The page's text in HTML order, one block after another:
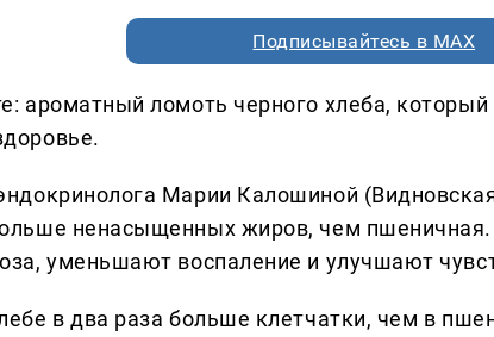
Подписывайтесь в MAX
ароматный ломоть черного хлеба,
Марии Калошиной
ненасыщенных жиров, чем
уменьшают воспаление и улучшают
в два раза больше клетчатки, чем в